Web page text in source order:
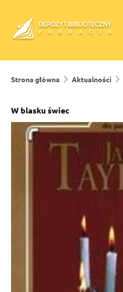
Strona główna Aktualności
W blasku świec